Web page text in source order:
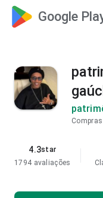
Google
4.3star
1794 avaliações